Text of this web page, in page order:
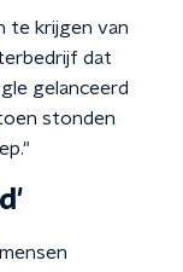
te krijgen van
dat
gelanceerd
stonden